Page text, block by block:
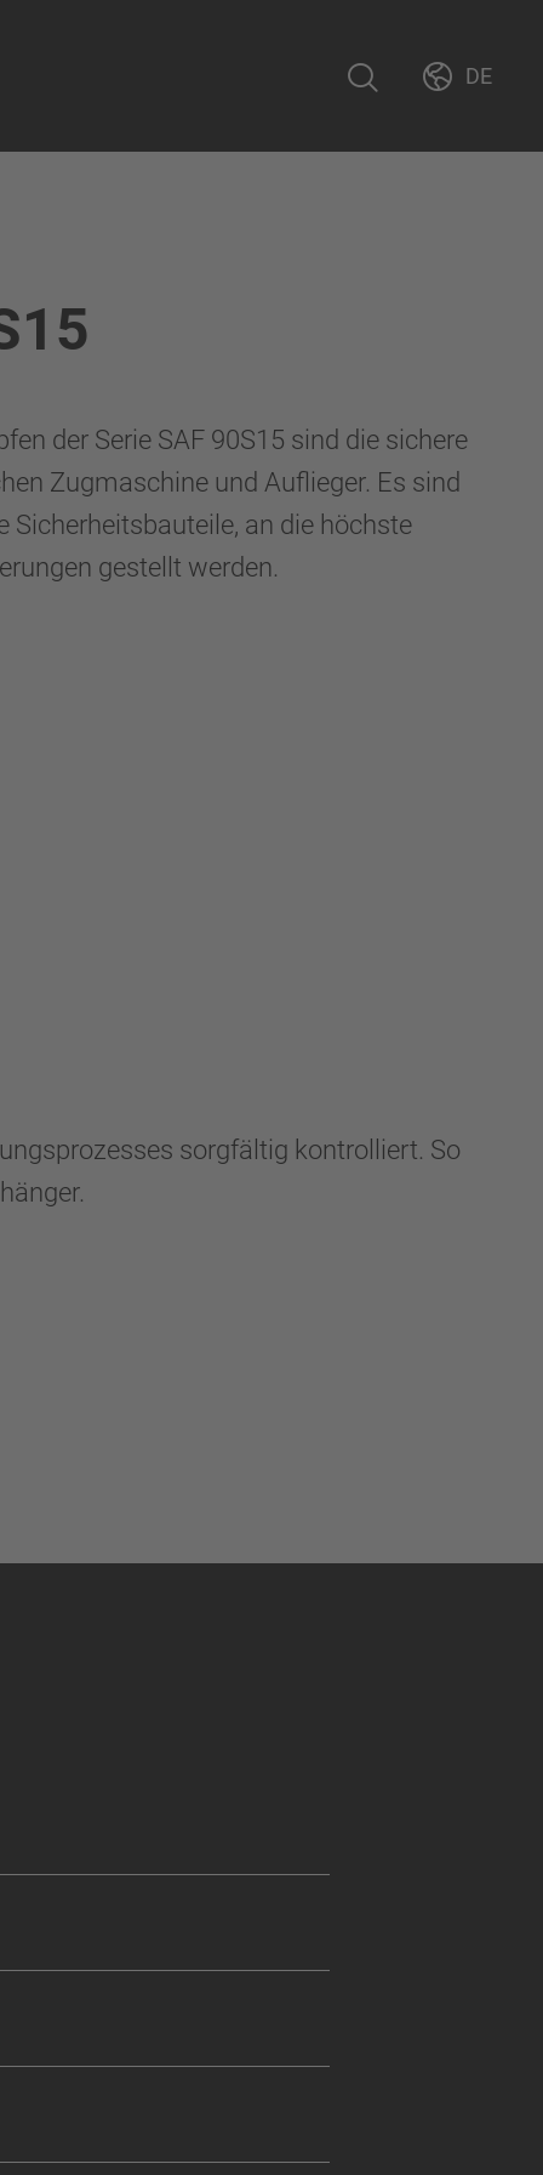
DE
der Serie SAF 90S15 sind die sichere
Zugmaschine und Auflieger. Es sind
Sicherheitsbauteile, an die höchste
gestellt werden.
sorgfältig kontrolliert. So